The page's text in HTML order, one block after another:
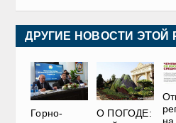
ДРУГИЕ НОВОСТИ ЭТОЙ
Горно-
О ПОГОДЕ: